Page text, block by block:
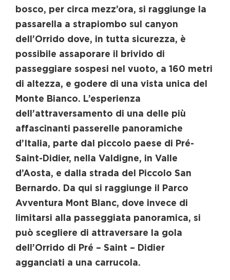
bosco, per circa mezz’ora, si raggiunge la
passarella a strapiombo sul canyon
dell’Orrido dove, in tutta sicurezza, è
possibile assaporare il brivido di
passeggiare sospesi nel vuoto, a 160 metri
di altezza, e godere di una vista unica del
Monte Bianco. L’esperienza
dell’attraversamento di una delle più
affascinanti passerelle panoramiche
d’Italia, parte dal piccolo paese di Pré-
Saint-Didier, nella Valdigne, in Valle
d’Aosta, e dalla strada del Piccolo San
Bernardo. Da qui si raggiunge il Parco
Avventura Mont Blanc, dove invece di
limitarsi alla passeggiata panoramica, si
può scegliere di attraversare la gola
dell’Orrido di Pré – Saint – Didier
agganciati a una carrucola.